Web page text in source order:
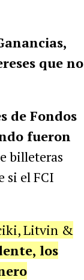
que no
de Fondos
fueron
billeteras
si el FCI
Litvin &
los